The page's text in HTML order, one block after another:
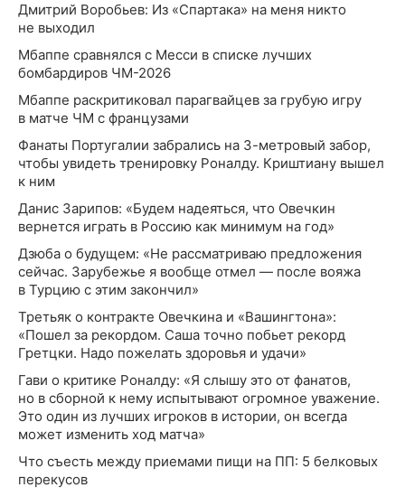
Дмитрий Воробьев: Из «Спартака» на меня никто
не выходил
Мбаппе сравнялся с Месси в списке лучших
бомбардиров ЧМ-2026
Мбаппе раскритиковал парагвайцев за грубую игру
в матче ЧМ с французами
Фанаты Португалии забрались на 3-метровый забор,
чтобы увидеть тренировку Роналду. Криштиану вышел
к ним
Данис Зарипов: «Будем надеяться, что Овечкин
вернется играть в Россию как минимум на год»
Дзюба о будущем: «Не рассматриваю предложения
сейчас. Зарубежье я вообще отмел — после вояжа
в Турцию с этим закончил»
Третьяк о контракте Овечкина и «Вашингтона»:
«Пошел за рекордом. Саша точно побьет рекорд
Гретцки. Надо пожелать здоровья и удачи»
Гави о критике Роналду: «Я слышу это от фанатов,
но в сборной к нему испытывают огромное уважение.
Это один из лучших игроков в истории, он всегда
может изменить ход матча»
Что съесть между приемами пищи на ПП: 5 белковых
перекусов